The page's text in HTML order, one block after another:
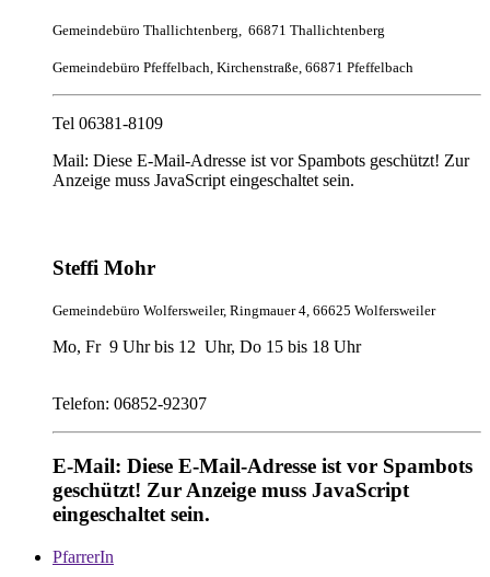
Gemeindebüro Thallichtenberg, 66871 Thallichtenberg
Gemeindebüro Pfeffelbach, Kirchenstraße, 66871 Pfeffelbach
Tel 06381-8109
Mail: Diese E-Mail-Adresse ist vor Spambots geschützt! Zur
Anzeige muss JavaScript eingeschaltet sein.
Steffi Mohr
Gemeindebüro Wolfersweiler, Ringmauer 4, 66625 Wolfersweiler
Mo, Fr 9 Uhr bis 12 Uhr, Do 15 bis 18 Uhr
Telefon: 06852-92307
E-Mail: Diese E-Mail-Adresse ist vor Spambots
geschützt! Zur Anzeige muss JavaScript
eingeschaltet sein.
PfarrerIn